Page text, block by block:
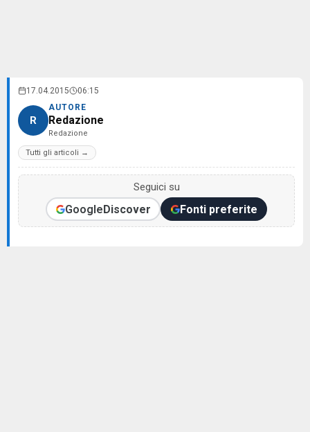
17.04.2015 06:15
R
AUTORE
Redazione
Redazione
Tutti gli articoli →
Seguici su
GoogleDiscover Fonti preferite